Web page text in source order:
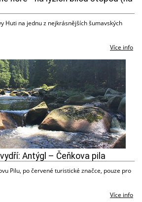
Huti na jednu z nejkrásnějších šumavských
Více info
Antýgl – Čeňkova pila
Pilu, po červené turistické značce, pouze pro
Více info